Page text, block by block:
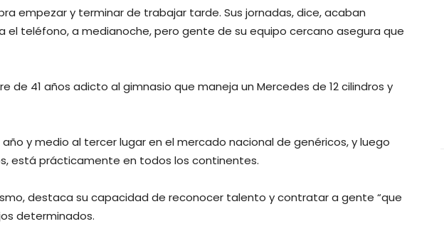
empezar y terminar de trabajar tarde. Sus jornadas, dice, acaban
el teléfono, a medianoche, pero gente de su equipo cercano asegura que
de 41 años adicto al gimnasio que maneja un Mercedes de 12 cilindros y
y medio al tercer lugar en el mercado nacional de genéricos, y luego
está prácticamente en todos los continentes.
destaca su capacidad de reconocer talento y contratar a gente “que
determinados.